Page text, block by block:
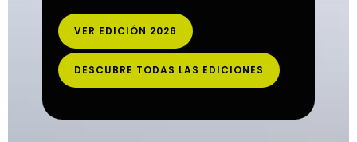
VER EDICIÓN 2026
DESCUBRE TODAS LAS EDICIONES